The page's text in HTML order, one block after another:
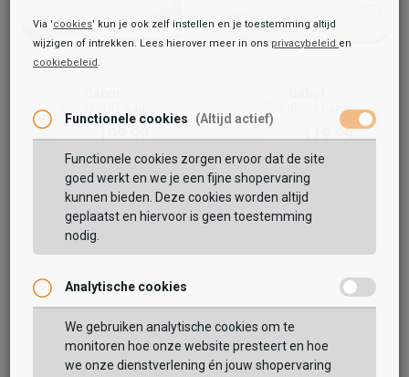
Sneakers Laag
119,99
Via 'cookies' kun je ook zelf instellen en je toestemming altijd
wijzigen of intrekken. Lees hierover meer in ons privacybeleid en
cookiebeleid.
Functionele cookies (Altijd actief)
Functionele cookies zorgen ervoor dat de site
goed werkt en we je een fijne shopervaring
kunnen bieden. Deze cookies worden altijd
geplaatst en hiervoor is geen toestemming
nodig.
Analytische cookies
We gebruiken analytische cookies om te
monitoren hoe onze website presteert en hoe
we onze dienstverlening én jouw shopervaring